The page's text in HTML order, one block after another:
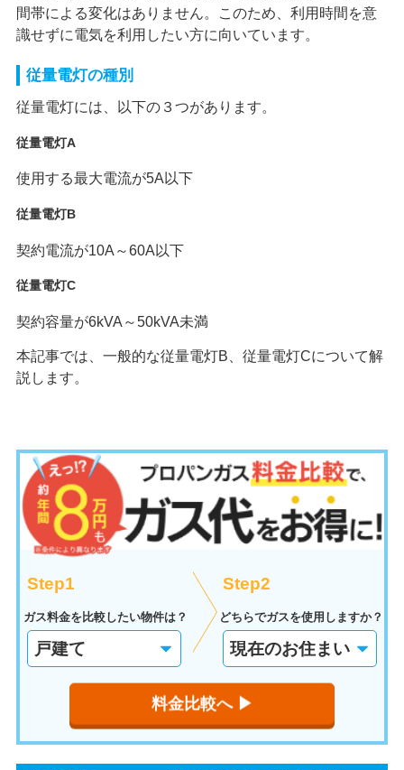
間帯による変化はありません。このため、利用時間を意
識せずに電気を利用したい方に向いています。
従量電灯の種別
従量電灯には、以下の３つがあります。
従量電灯A
使用する最大電流が5A以下
従量電灯B
契約電流が10A～60A以下
従量電灯C
契約容量が6kVA～50kVA未満
本記事では、一般的な従量電灯B、従量電灯Cについて解
説します。
Step1
ガス料金を比較したい物件は？
Step2
どちらでガスを使用しますか？
料金比較へ ▶︎